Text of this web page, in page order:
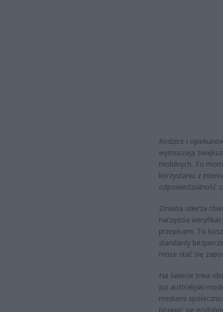
Rodzice i
wymuszają
mobilnych. To
korzystaniu z
odpowiedzialność
Zmiana uderza
narzędzia
przepisami. To
standardy
może stać się
Na świecie trwa
już australijski
mediami
pojawić się